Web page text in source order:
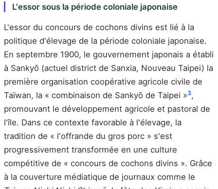
L'essor sous la période coloniale japonaise
L'essor du concours de cochons divins est lié à la
politique d'élevage de la période coloniale japonaise.
En septembre 1900, le gouvernement japonais a établi
à Sankyō (actuel district de Sanxia, Nouveau Taipei) la
première organisation coopérative agricole civile de
Taïwan, la « combinaison de Sankyō de Taipei »3,
promouvant le développement agricole et pastoral de
l'île. Dans ce contexte favorable à l'élevage, la
tradition de « l'offrande du gros porc » s'est
progressivement transformée en une culture
compétitive de « concours de cochons divins ». Grâce
à la couverture médiatique de journaux comme le